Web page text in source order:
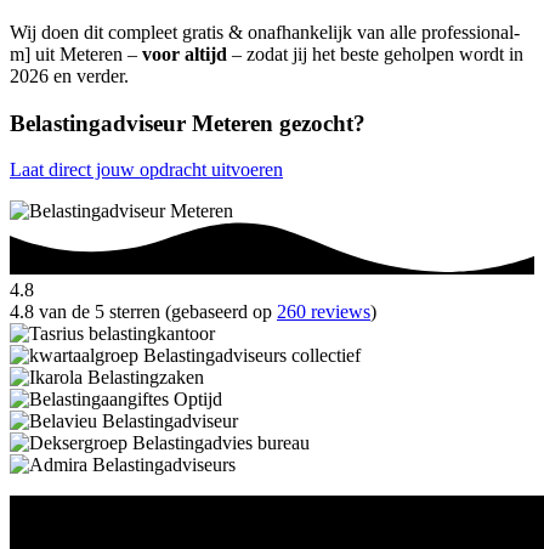
Wij doen dit compleet gratis & onafhankelijk van alle professional-
m] uit Meteren – voor altijd – zodat jij het beste geholpen wordt in
2026 en verder.
Belastingadviseur Meteren gezocht?
Laat direct jouw opdracht uitvoeren
4.8
4.8 van de 5 sterren (gebaseerd op 260 reviews)